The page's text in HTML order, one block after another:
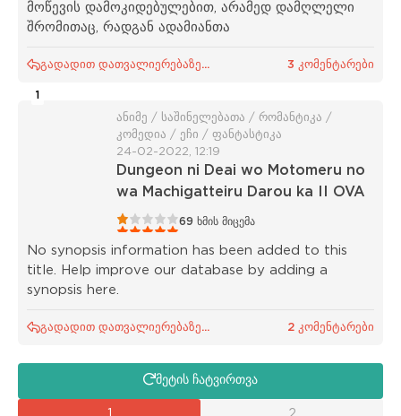
მოწევის დამოკიდებულებით, არამედ დამღლელი
შრომითაც, რადგან ადამიანთა
გადადით დათვალიერებაზე... 3 კომენტარები
1
ანიმე / საშინელებათა / რომანტიკა /
კომედია / ეჩი / ფანტასტიკა
24-02-2022, 12:19
Dungeon ni Deai wo Motomeru no
wa Machigatteiru Darou ka II OVA
69 ხმის მიცემა
No synopsis information has been added to this
title. Help improve our database by adding a
synopsis here.
გადადით დათვალიერებაზე... 2 კომენტარები
მეტის ჩატვირთვა